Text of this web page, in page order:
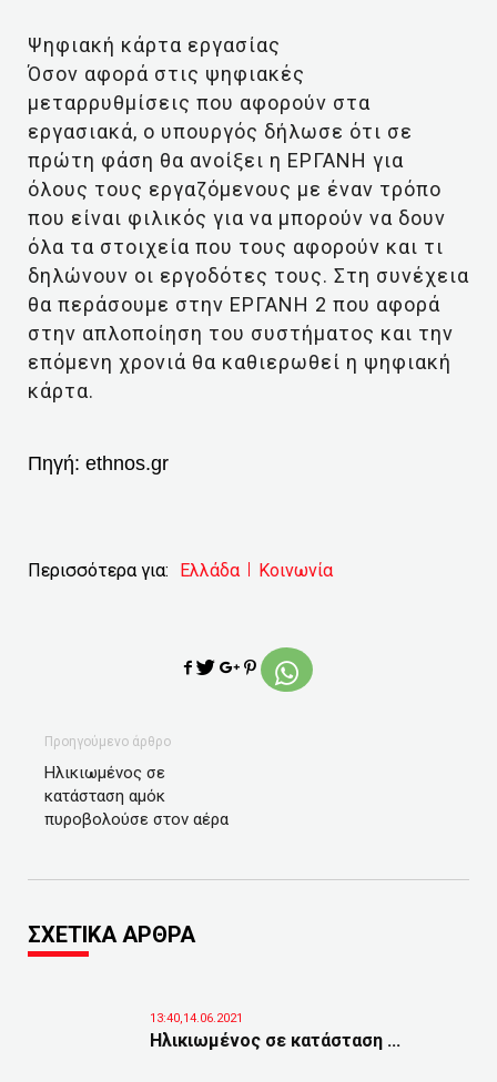
Ψηφιακή κάρτα εργασίας
Όσον αφορά στις ψηφιακές
μεταρρυθμίσεις που αφορούν στα
εργασιακά, ο υπουργός δήλωσε ότι σε
πρώτη φάση θα ανοίξει η ΕΡΓΑΝΗ για
όλους τους εργαζόμενους με έναν τρόπο
που είναι φιλικός για να μπορούν να δουν
όλα τα στοιχεία που τους αφορούν και τι
δηλώνουν οι εργοδότες τους. Στη συνέχεια
θα περάσουμε στην ΕΡΓΑΝΗ 2 που αφορά
στην απλοποίηση του συστήματος και την
επόμενη χρονιά θα καθιερωθεί η ψηφιακή
κάρτα.
Πηγή: ethnos.gr
Περισσότερα για: Ελλάδα Κοινωνία
Προηγούμενο άρθρο
Ηλικιωμένος σε
κατάσταση αμόκ
πυροβολούσε στον αέρα
ΣΧΕΤΙΚΑ ΑΡΘΡΑ
13:40,14.06.2021
Ηλικιωμένος σε κατάσταση ...